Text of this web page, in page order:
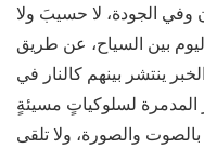
الجودة، لا حسيبَ ولا
بين السياح، عن طريق
ينتشر بينهم كالنار في
المدمرة لسلوكياتٍ مسيئةٍ
بالصوت والصورة، ولا تلقى